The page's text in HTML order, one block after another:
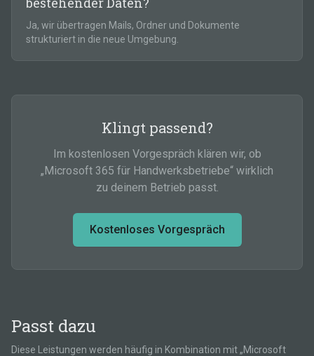
Ja, wir übertragen Mails, Ordner und Dokumente
strukturiert in die neue Umgebung.
Klingt passend?
Im kostenlosen Vorgespräch klären wir, ob
„Microsoft 365 für Handwerksbetriebe“ wirklich
zu deinem Betrieb passt.
Kostenloses Vorgespräch
Passt dazu
Diese Leistungen werden häufig in Kombination mit „Microsoft